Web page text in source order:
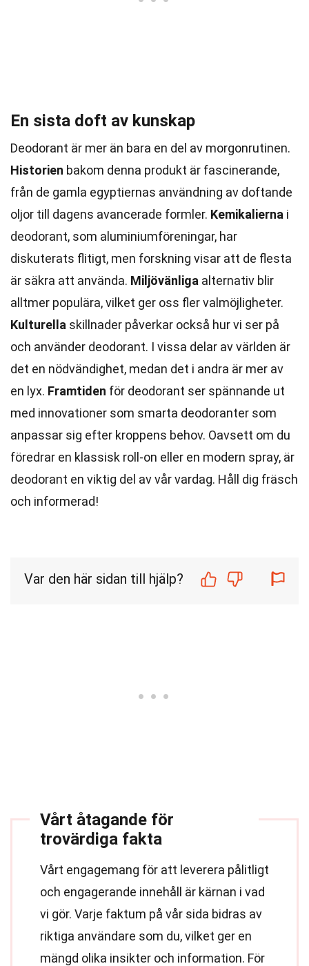
En sista doft av kunskap
Deodorant är mer än bara en del av morgonrutinen.
Historien bakom denna produkt är fascinerande,
från de gamla egyptiernas användning av doftande
oljor till dagens avancerade formler. Kemikalierna i
deodorant, som aluminiumföreningar, har
diskuterats flitigt, men forskning visar att de flesta
är säkra att använda. Miljövänliga alternativ blir
alltmer populära, vilket ger oss fler valmöjligheter.
Kulturella skillnader påverkar också hur vi ser på
och använder deodorant. I vissa delar av världen är
det en nödvändighet, medan det i andra är mer av
en lyx. Framtiden för deodorant ser spännande ut
med innovationer som smarta deodoranter som
anpassar sig efter kroppens behov. Oavsett om du
föredrar en klassisk roll-on eller en modern spray, är
deodorant en viktig del av vår vardag. Håll dig fräsch
och informerad!
Var den här sidan till hjälp?
Vårt åtagande för
trovärdiga fakta
Vårt engagemang för att leverera pålitligt
och engagerande innehåll är kärnan i vad
vi gör. Varje faktum på vår sida bidras av
riktiga användare som du, vilket ger en
mängd olika insikter och information. För